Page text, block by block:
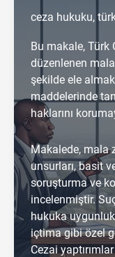
ceza hukuku,
Bu makale, Türk
düzenlenen
şekilde ele
maddelerinde
haklarını
Makalede, mala
unsurları, basit
soruşturma ve
incelenmiştir.
hukuka
içtima gibi özel
Cezai